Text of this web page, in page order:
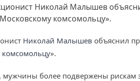
Николай Малышев
комсомольцу».
Николай Малышев объяснил
».
мужчины более подвержены рискам